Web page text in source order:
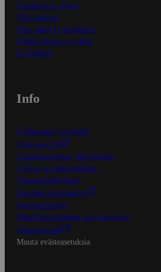
Ensitilaajan ohjeet
Näin maksat
Näin tilaat ja muokkaat
Kaikki ohjeet ja vinkit
In English
Info
S-Business yrityksille
Oiva-raportit
Osuuskauppojen yhteystiedot
Tilaus- ja toimitusehdot
Tietosuojakäytäntö
Palvelun käyttöehdot
Saavutettavuus
Mobiilisovelluksen saavutettavuus
Mainostajalle
Muuta evästeasetuksia